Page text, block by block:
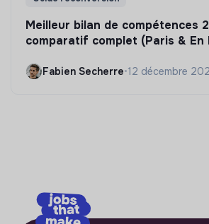
Meilleur bilan de compétences
comparatif complet (Paris & En
Fabien Secherre•12 décembre